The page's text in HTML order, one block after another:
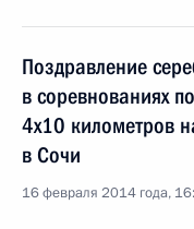
Поздравление
в соревнованиях
4х10 километров
в Сочи
16 февраля 2014 года,